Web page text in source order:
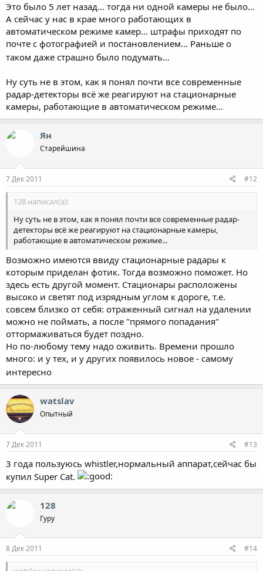
А я свой антирадар продал за ненадобностью...Хороший
был, друг из Японии притащил для меня.Сейчас гайцы
другие стали, любят "лишенческие" статьи, скорость по
городу почти не ловят, а по трассе я редко езжу. Да и не
езжу с большим превышением скорости...
Это было 5 лет назад... тогда ни одной камеры не было...
А сейчас у нас в крае много работающих в
автоматическом режиме камер... штрафы приходят по
почте с фотографией и постановлением... Раньше о
таком даже страшно было подумать...
Ну суть не в этом, как я понял почти все современные
радар-детекторы всё же реагируют на стационарные
камеры, работающие в автоматическом режиме...
Ян
Старейшина
7 Дек 2011 #12
128 написал(а):
Ну суть не в этом, как я понял почти все современные радар-
детекторы всё же реагируют на стационарные камеры,
работающие в автоматическом режиме...
Возможно имеются ввиду стационарные радары к
которым приделан фотик. Тогда возможно поможет. Но
здесь есть другой момент. Стационары расположены
высоко и светят под изрядным углом к дороге, т.е.
совсем близко от себя: отраженный сигнал на удалении
можно не поймать, а после "прямого попадания"
оттормаживаться будет поздно.
Но по-любому тему надо оживить. Времени прошло
много: и у тех, и у других появилось новое - самому
интересно
watslav
Опытный
7 Дек 2011 #13
3 года пользуюсь whistler,нормальный аппарат,сейчас бы
купил Super Cat.
128
Гуру
8 Дек 2011 #14